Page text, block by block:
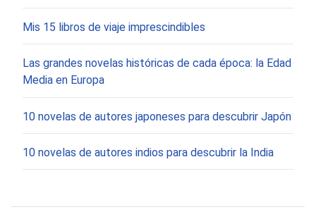
Mis 15 libros de viaje imprescindibles
Las grandes novelas históricas de cada época: la Edad
Media en Europa
10 novelas de autores japoneses para descubrir Japón
10 novelas de autores indios para descubrir la India